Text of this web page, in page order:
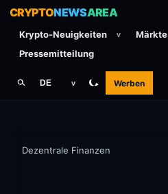
CRYPTONEWSAREA
Krypto-Neuigkeiten v Märkte
Pressemitteilung
DE v Werben
Dezentrale Finanzen